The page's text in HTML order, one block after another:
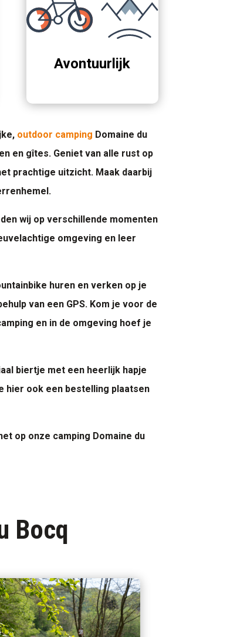
Avontuurlijk
outdoor camping Domaine du
en gîtes. Geniet van alle rust op
prachtige uitzicht. Maak daarbij
wij op verschillende momenten
omgeving en leer
huren en verken op je
van een GPS. Kom je voor de
en in de omgeving hoef je
biertje met een heerlijk hapje
hier ook een bestelling plaatsen
op onze camping Domaine du
Bocq